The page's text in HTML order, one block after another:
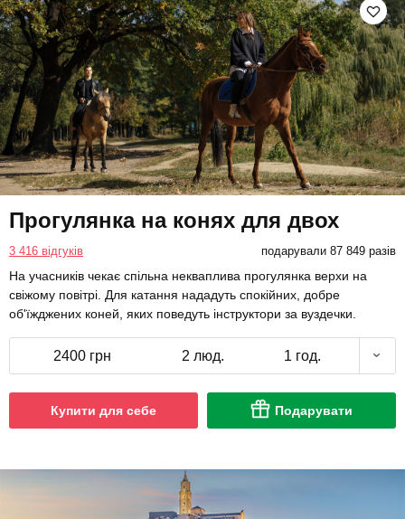
Прогулянка на конях для двох
3 416 відгуків подарували 87 849 разів
На учасників чекає спільна некваплива прогулянка верхи на
свіжому повітрі. Для катання нададуть спокійних, добре
об'їжджених коней, яких поведуть інструктори за вуздечки.
2400 грн 2 люд. 1 год.
Купити для себе Подарувати